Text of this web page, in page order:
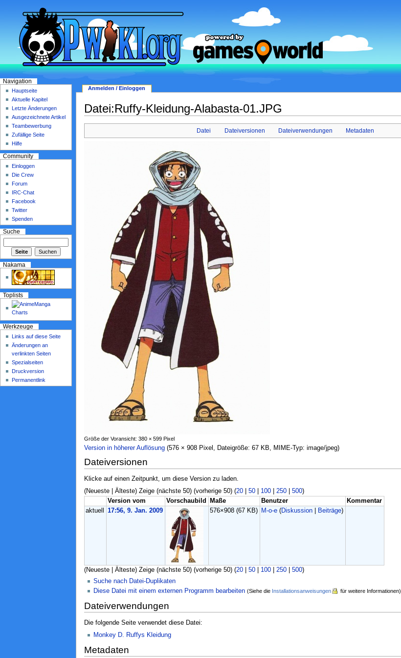
Datei:Ruffy-Kleidung-Alabasta-01.JPG
Datei Dateiversionen Dateiverwendungen Metadaten
Größe der Voransicht: 380 × 599 Pixel
Version in höherer Auflösung‎ (576 × 908 Pixel, Dateigröße: 67 KB, MIME-Typ: image/jpeg)
Dateiversionen
Klicke auf einen Zeitpunkt, um diese Version zu laden.
(Neueste | Älteste) Zeige (nächste 50) (vorherige 50) (20| 50| 100| 250| 500)
Version vom
Vorschaubild Maße Benutzer
Kommentar
aktuell
17:56, 9. Jan. 2009 576×908(67 KB) M-o-e (Diskussion Beiträge)
(Neueste | Älteste) Zeige (nächste 50) (vorherige 50) (20| 50| 100| 250| 500)
Suche nach Datei-Duplikaten
Diese Datei mit einem externen Programm bearbeiten (Siehe die Installationsanweisungen für weitere Informationen)
Dateiverwendungen
Die folgende Seite verwendet diese Datei:
Monkey D. Ruffys Kleidung
Metadaten
Anmelden / Einloggen
Navigation
Hauptseite
Aktuelle Kapitel
Letzte Änderungen
Ausgezeichnete Artikel
Teambewerbung
Zufällige Seite
Hilfe
Community
Einloggen
Die Crew
Forum
IRC-Chat
Facebook
Twitter
Spenden
Suche
Nakama
Toplists
Werkzeuge
Links auf diese Seite
Änderungen an
verlinkten Seiten
Spezialseiten
Druckversion
Permanentlink